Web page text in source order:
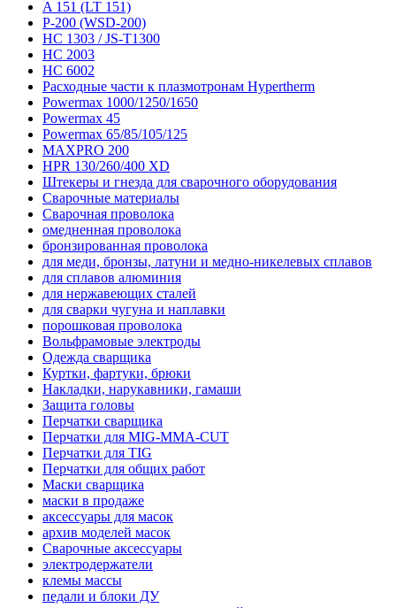
A 151 (LT 151)
P-200 (WSD-200)
HC 1303 / JS-T1300
HC 2003
HC 6002
Расходные части к плазмотронам Hypertherm
Powermax 1000/1250/1650
Powermax 45
Powermax 65/85/105/125
MAXPRO 200
HPR 130/260/400 XD
Штекеры и гнезда для сварочного оборудования
Сварочные материалы
Сварочная проволока
омедненная проволока
бронзированная проволока
для меди, бронзы, латуни и медно-никелевых сплавов
для сплавов алюминия
для нержавеющих сталей
для сварки чугуна и наплавки
порошковая проволока
Вольфрамовые электроды
Одежда сварщика
Куртки, фартуки, брюки
Накладки, нарукавники, гамаши
Защита головы
Перчатки сварщика
Перчатки для MIG-MMA-CUT
Перчатки для TIG
Перчатки для общих работ
Маски сварщика
маски в продаже
аксессуары для масок
архив моделей масок
Сварочные аксессуары
электродержатели
клемы массы
педали и блоки ДУ